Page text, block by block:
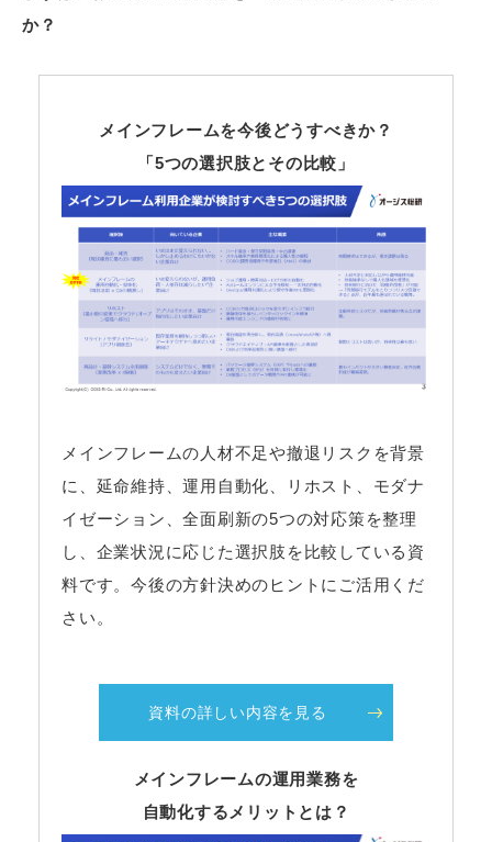
か？
メインフレームを今後どうすべきか？
「5つの選択肢とその比較」
メインフレームの人材不足や撤退リスクを背景
に、延命維持、運用自動化、リホスト、モダナ
イゼーション、全面刷新の5つの対応策を整理
し、企業状況に応じた選択肢を比較している資
料です。今後の方針決めのヒントにご活用くだ
さい。
資料の詳しい内容を見る
メインフレームの運用業務を
自動化するメリットとは？